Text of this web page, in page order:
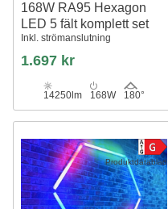
168W RA95 Hexagon
LED 5 fält komplett set
Inkl. strömanslutning
1.697 kr
14250lm 168W 180°
Produktdatablad